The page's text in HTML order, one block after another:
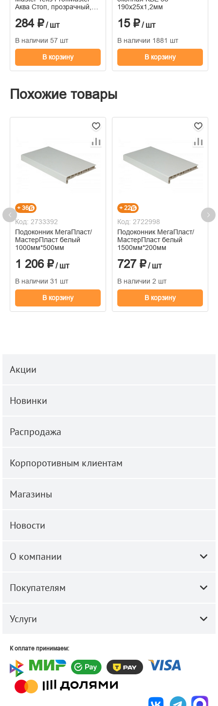
Аква Стоп, прозрачный,
284 ₽/ шт
В наличии 57 шт
В корзину
190х25х1,2мм
15 ₽/ шт
В наличии 1881 шт
В корзину
Похожие товары
+ 36
Код: 2733392
Подоконник МегаПласт/
МастерПласт белый
1000мм*500мм
1 206 ₽/ шт
В наличии 31 шт
В корзину
+ 22
Код: 2722998
Подоконник МегаПласт/
МастерПласт белый
1500мм*200мм
727 ₽/ шт
В наличии 2 шт
В корзину
Акции
Новинки
Распродажа
Корпоротивным клиентам
Магазины
Новости
О компании
Покупателям
Услуги
К оплате принимаем: